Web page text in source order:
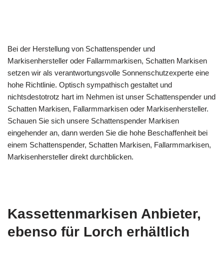
Bei der Herstellung von Schattenspender und
Markisenhersteller oder Fallarmmarkisen, Schatten Markisen
setzen wir als verantwortungsvolle Sonnenschutzexperte eine
hohe Richtlinie. Optisch sympathisch gestaltet und
nichtsdestotrotz hart im Nehmen ist unser Schattenspender und
Schatten Markisen, Fallarmmarkisen oder Markisenhersteller.
Schauen Sie sich unsere Schattenspender Markisen
eingehender an, dann werden Sie die hohe Beschaffenheit bei
einem Schattenspender, Schatten Markisen, Fallarmmarkisen,
Markisenhersteller direkt durchblicken.
Kassettenmarkisen Anbieter,
ebenso für Lorch erhältlich